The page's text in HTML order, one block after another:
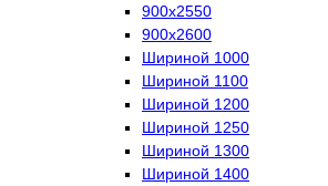
900х2550
900х2600
Шириной 1000
Шириной 1100
Шириной 1200
Шириной 1250
Шириной 1300
Шириной 1400